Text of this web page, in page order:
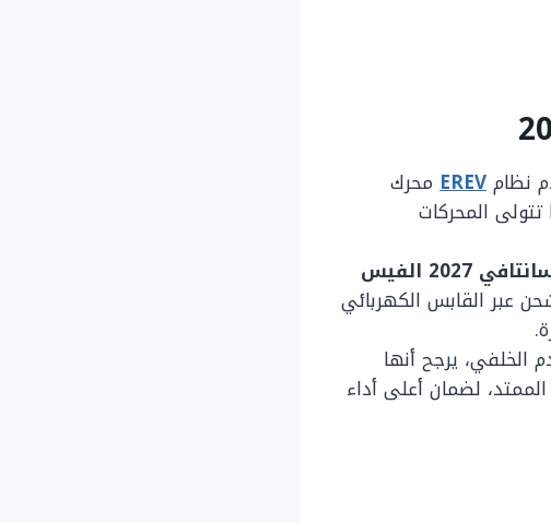
نظامEREV محرك
تتولى المحركات
سانتافي 2027 الفيس
عبر القابس الكهربائي
يرجح أنها
لضمان أعلى أداء